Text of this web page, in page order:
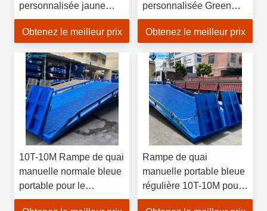
personnalisée jaune
grand carré 10T-10M
pour chariots élévateurs
et des efforts lors du
chargement et du
déchargement de
marchandises
Obtenez le meilleur prix
personnalisée Green
Portable Ramp
hydraulique de quai pour
chargement et
déchargement de
marchandises
Obtenez le meilleur prix
10T-10M Rampe de quai
manuelle normale bleue
portable pour le
chargement et le
Rampe de quai
manuelle portable bleue
régulière 10T-10M pour
chariots élévateurs